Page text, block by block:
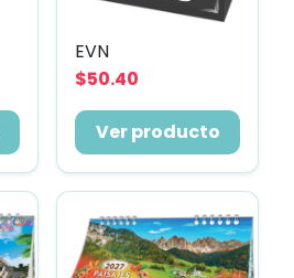
EVN
$50.40
Ver producto